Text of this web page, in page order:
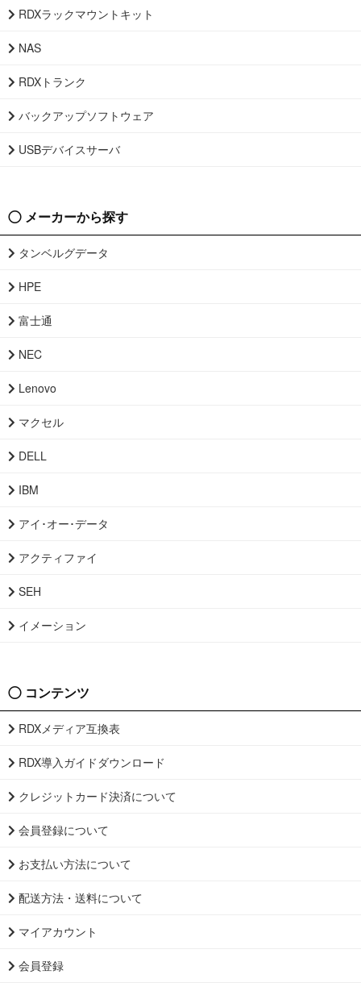
RDXラックマウントキット
NAS
RDXトランク
バックアップソフトウェア
USBデバイスサーバ
メーカーから探す
タンベルグデータ
HPE
富士通
NEC
Lenovo
マクセル
DELL
IBM
アイ･オー･データ
アクティファイ
SEH
イメーション
コンテンツ
RDXメディア互換表
RDX導入ガイドダウンロード
クレジットカード決済について
会員登録について
お支払い方法について
配送方法・送料について
マイアカウント
会員登録